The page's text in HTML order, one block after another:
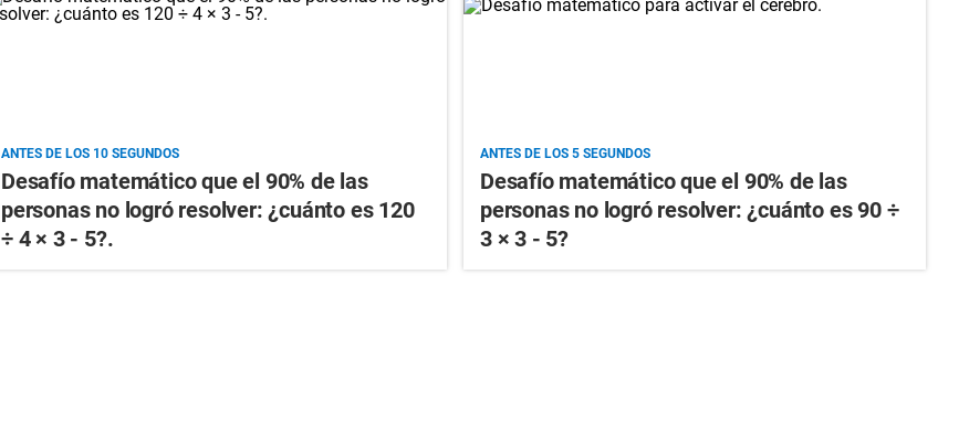
ANTES DE LOS 10 SEGUNDOS
Desafío matemático que el 90% de las
personas no logró resolver: ¿cuánto es 120
÷ 4 × 3 - 5?.
ANTES DE LOS 5 SEGUNDOS
Desafío matemático que el 90% de las
personas no logró resolver: ¿cuánto es 90 ÷
3 × 3 - 5?